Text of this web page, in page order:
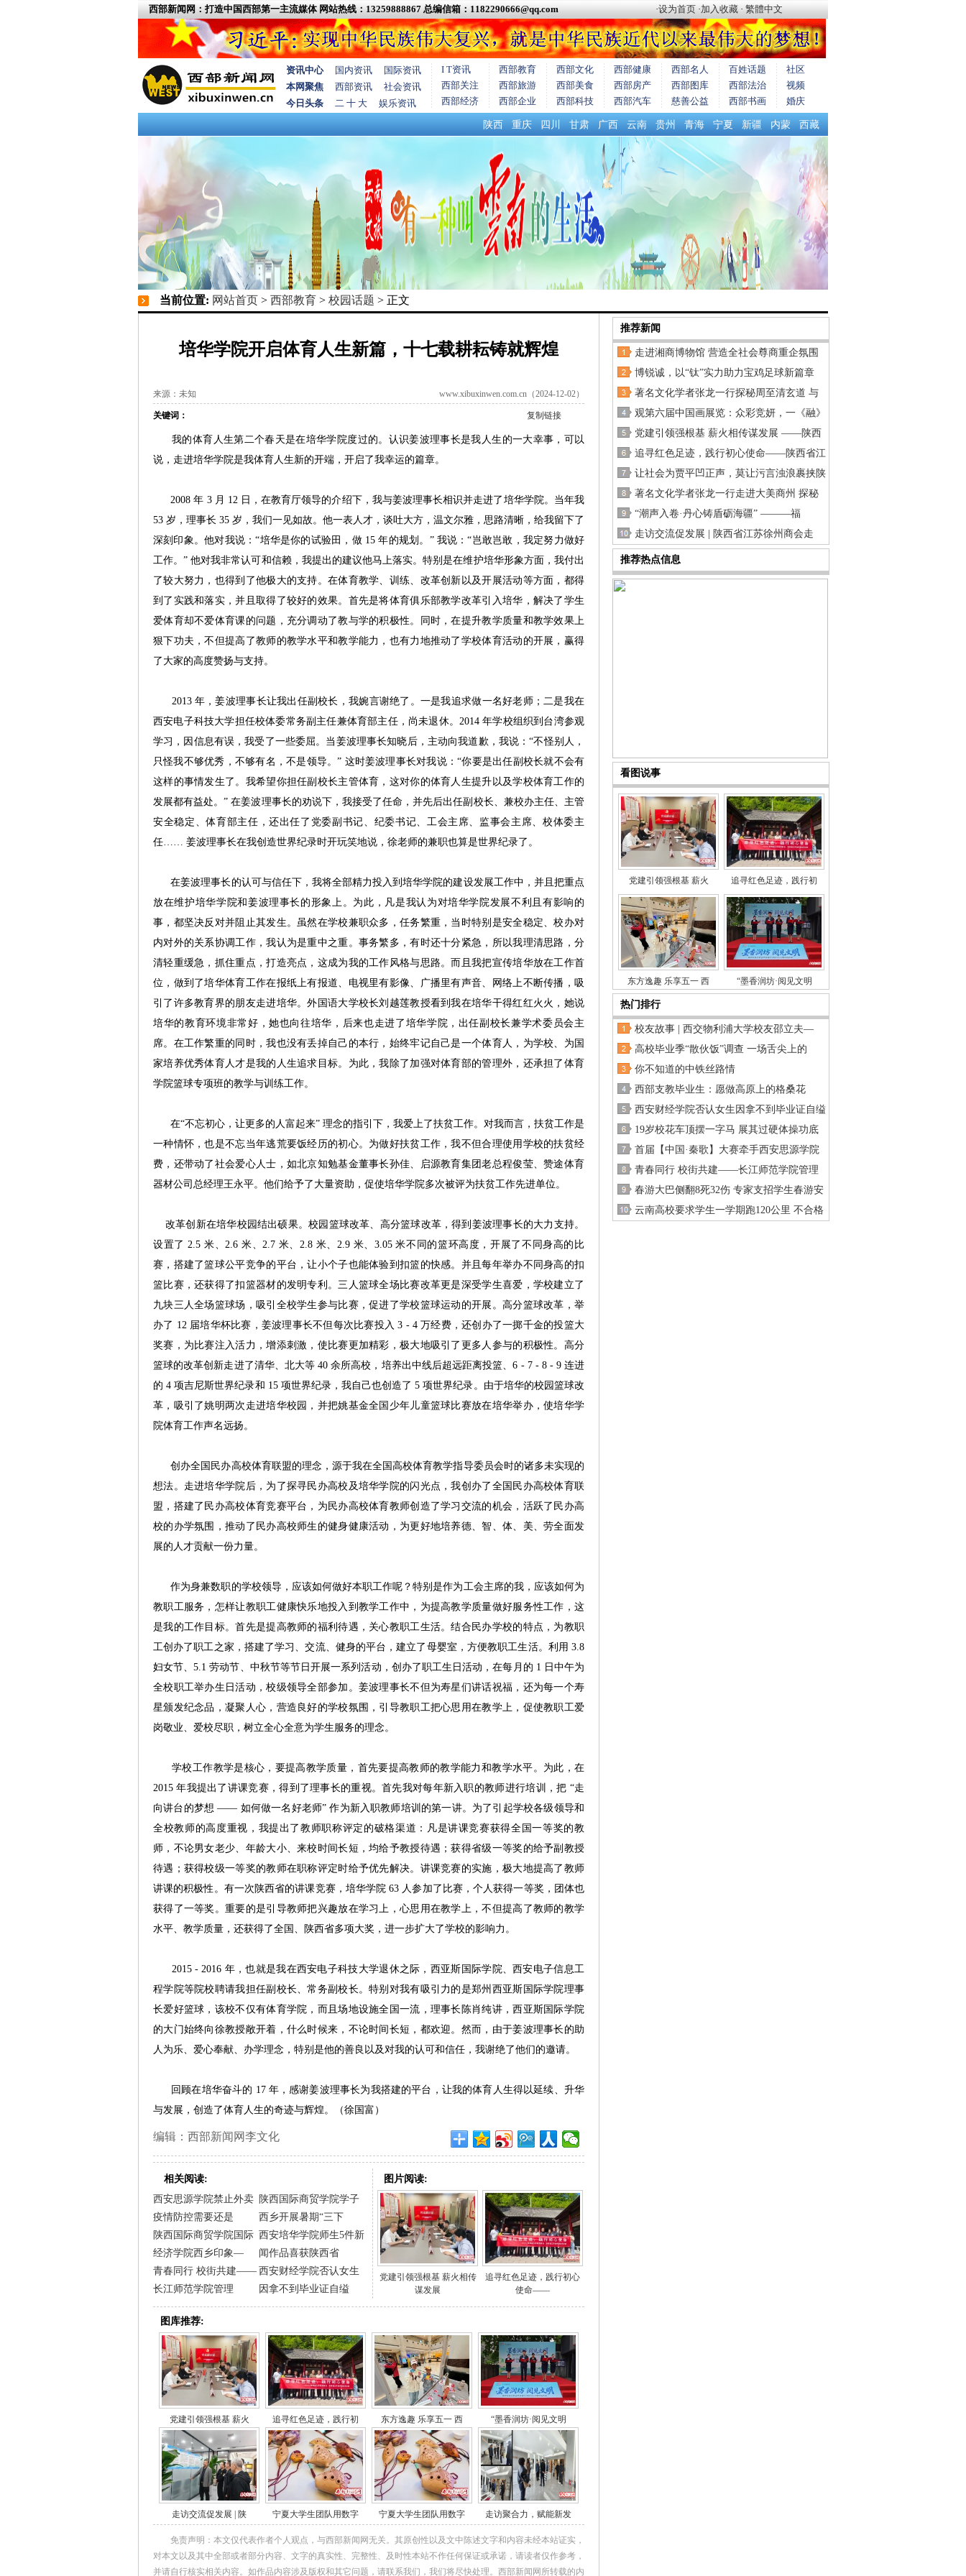
西部新闻网：打造中国西部第一主流媒体 网站热线：13259888867 总编信箱：1182290666@qq.com ·设为首页 ·加入收藏 · 繁體中文
资讯中心 国内资讯
国际资讯
本网聚焦
西部资讯
社会资讯
今日头条
二 十 大 娱乐资讯
I T资讯
西部关注
西部经济
西部教育
西部旅游
西部企业
西部文化
西部美食
西部科技
西部健康
西部房产
西部汽车
西部名人
西部图库
慈善公益
百姓话题
西部法治
西部书画
社区
视频
婚庆
陕西 重庆 四川 甘肃 广西 云南 贵州 青海 宁夏 新疆 内蒙 西藏
当前位置: 网站首页 > 西部教育 > 校园话题 > 正文
培华学院开启体育人生新篇，十七载耕耘铸就辉煌
www.xibuxinwen.com.cn（2024-12-02）
来源：未知
复制链接
关键词：
我的体育人生第二个春天是在培华学院度过的。认识姜波理事长是我人生的一大幸事，可以
说，走进培华学院是我体育人生新的开端，开启了我幸运的篇章。
2008 年 3 月 12 日，在教育厅领导的介绍下，我与姜波理事长相识并走进了培华学院。当年我
53 岁，理事长 35 岁，我们一见如故。他一表人才，谈吐大方，温文尔雅，思路清晰，给我留下了
深刻印象。他对我说：“培华是你的试验田，做 15 年的规划。” 我说：“岂敢岂敢，我定努力做好
工作。” 他对我非常认可和信赖，我提出的建议他马上落实。特别是在维护培华形象方面，我付出
了较大努力，也得到了他极大的支持。在体育教学、训练、改革创新以及开展活动等方面，都得
到了实践和落实，并且取得了较好的效果。首先是将体育俱乐部教学改革引入培华，解决了学生
爱体育却不爱体育课的问题，充分调动了教与学的积极性。同时，在提升教学质量和教学效果上
狠下功夫，不但提高了教师的教学水平和教学能力，也有力地推动了学校体育活动的开展，赢得
了大家的高度赞扬与支持。
2013 年，姜波理事长让我出任副校长，我婉言谢绝了。一是我追求做一名好老师；二是我在
西安电子科技大学担任校体委常务副主任兼体育部主任，尚未退休。2014 年学校组织到台湾参观
学习，因信息有误，我受了一些委屈。当姜波理事长知晓后，主动向我道歉，我说：“不怪别人，
只怪我不够优秀，不够有名，不是领导。” 这时姜波理事长对我说：“你要是出任副校长就不会有
这样的事情发生了。我希望你担任副校长主管体育，这对你的体育人生提升以及学校体育工作的
发展都有益处。” 在姜波理事长的劝说下，我接受了任命，并先后出任副校长、兼校办主任、主管
安全稳定、体育部主任，还出任了党委副书记、纪委书记、工会主席、监事会主席、校体委主
任…… 姜波理事长在我创造世界纪录时开玩笑地说，徐老师的兼职也算是世界纪录了。
在姜波理事长的认可与信任下，我将全部精力投入到培华学院的建设发展工作中，并且把重点
放在维护培华学院和姜波理事长的形象上。为此，凡是我认为对培华学院发展不利且有影响的
事，都坚决反对并阻止其发生。虽然在学校兼职众多，任务繁重，当时特别是安全稳定、校办对
内对外的关系协调工作，我认为是重中之重。事务繁多，有时还十分紧急，所以我理清思路，分
清轻重缓急，抓住重点，打造亮点，这成为我的工作风格与思路。而且我把宣传培华放在工作首
位，做到了培华体育工作在报纸上有报道、电视里有影像、广播里有声音、网络上不断传播，吸
引了许多教育界的朋友走进培华。外国语大学校长刘越莲教授看到我在培华干得红红火火，她说
培华的教育环境非常好，她也向往培华，后来也走进了培华学院，出任副校长兼学术委员会主
席。在工作繁重的同时，我也没有丢掉自己的本行，始终牢记自己是一个体育人，为学校、为国
家培养优秀体育人才是我的人生追求目标。为此，我除了加强对体育部的管理外，还承担了体育
学院篮球专项班的教学与训练工作。
在“不忘初心，让更多的人富起来” 理念的指引下，我爱上了扶贫工作。对我而言，扶贫工作是
一种情怀，也是不忘当年逃荒要饭经历的初心。为做好扶贫工作，我不但合理使用学校的扶贫经
费，还带动了社会爱心人士，如北京知勉基金董事长孙佳、启源教育集团老总程俊莹、赞途体育
器材公司总经理王永平。他们给予了大量资助，促使培华学院多次被评为扶贫工作先进单位。
改革创新在培华校园结出硕果。校园篮球改革、高分篮球改革，得到姜波理事长的大力支持。
设置了 2.5 米、2.6 米、2.7 米、2.8 米、2.9 米、3.05 米不同的篮环高度，开展了不同身高的比
赛，搭建了篮球公平竞争的平台，让小个子也能体验到扣篮的快感。并且每年举办不同身高的扣
篮比赛，还获得了扣篮器材的发明专利。三人篮球全场比赛改革更是深受学生喜爱，学校建立了
九块三人全场篮球场，吸引全校学生参与比赛，促进了学校篮球运动的开展。高分篮球改革，举
办了 12 届培华杯比赛，姜波理事长不但每次比赛投入 3 - 4 万经费，还创办了一掷千金的投篮大
奖赛，为比赛注入活力，增添刺激，使比赛更加精彩，极大地吸引了更多人参与的积极性。高分
篮球的改革创新走进了清华、北大等 40 余所高校，培养出中线后超远距离投篮、6 - 7 - 8 - 9 连进
的 4 项吉尼斯世界纪录和 15 项世界纪录，我自己也创造了 5 项世界纪录。由于培华的校园篮球改
革，吸引了姚明两次走进培华校园，并把姚基金全国少年儿童篮球比赛放在培华举办，使培华学
院体育工作声名远扬。
创办全国民办高校体育联盟的理念，源于我在全国高校体育教学指导委员会时的诸多未实现的
想法。走进培华学院后，为了探寻民办高校及培华学院的闪光点，我创办了全国民办高校体育联
盟，搭建了民办高校体育竞赛平台，为民办高校体育教师创造了学习交流的机会，活跃了民办高
校的办学氛围，推动了民办高校师生的健身健康活动，为更好地培养德、智、体、美、劳全面发
展的人才贡献一份力量。
作为身兼数职的学校领导，应该如何做好本职工作呢？特别是作为工会主席的我，应该如何为
教职工服务，怎样让教职工健康快乐地投入到教学工作中，为提高教学质量做好服务性工作，这
是我的工作目标。首先是提高教师的福利待遇，关心教职工生活。结合民办学校的特点，为教职
工创办了职工之家，搭建了学习、交流、健身的平台，建立了母婴室，方便教职工生活。利用 3.8
妇女节、5.1 劳动节、中秋节等节日开展一系列活动，创办了职工生日活动，在每月的 1 日中午为
全校职工举办生日活动，校级领导全部参加。姜波理事长不但为寿星们讲话祝福，还为每一个寿
星颁发纪念品，凝聚人心，营造良好的学校氛围，引导教职工把心思用在教学上，促使教职工爱
岗敬业、爱校尽职，树立全心全意为学生服务的理念。
学校工作教学是核心，要提高教学质量，首先要提高教师的教学能力和教学水平。为此，在
2015 年我提出了讲课竞赛，得到了理事长的重视。首先我对每年新入职的教师进行培训，把 “走
向讲台的梦想 —— 如何做一名好老师” 作为新入职教师培训的第一讲。为了引起学校各级领导和
全校教师的高度重视，我提出了教师职称评定的破格渠道：凡是讲课竞赛获得全国一等奖的教
师，不论男女老少、年龄大小、来校时间长短，均给予教授待遇；获得省级一等奖的给予副教授
待遇；获得校级一等奖的教师在职称评定时给予优先解决。讲课竞赛的实施，极大地提高了教师
讲课的积极性。有一次陕西省的讲课竞赛，培华学院 63 人参加了比赛，个人获得一等奖，团体也
获得了一等奖。重要的是引导教师把兴趣放在学习上，心思用在教学上，不但提高了教师的教学
水平、教学质量，还获得了全国、陕西省多项大奖，进一步扩大了学校的影响力。
2015 - 2016 年，也就是我在西安电子科技大学退休之际，西亚斯国际学院、西安电子信息工
程学院等院校聘请我担任副校长、常务副校长。特别对我有吸引力的是郑州西亚斯国际学院理事
长爱好篮球，该校不仅有体育学院，而且场地设施全国一流，理事长陈肖纯讲，西亚斯国际学院
的大门始终向徐教授敞开着，什么时候来，不论时间长短，都欢迎。然而，由于姜波理事长的助
人为乐、爱心奉献、办学理念，特别是他的善良以及对我的认可和信任，我谢绝了他们的邀请。
回顾在培华奋斗的 17 年，感谢姜波理事长为我搭建的平台，让我的体育人生得以延续、升华
与发展，创造了体育人生的奇迹与辉煌。（徐国富）
编辑：西部新闻网李文化
相关阅读:
西安思源学院禁止外卖
疫情防控需要还是
陕西国际商贸学院学子
西乡开展暑期“三下
陕西国际商贸学院国际
经济学院西乡印象—
西安培华学院师生5件新
闻作品喜获陕西省
青春同行 校街共建——
长江师范学院管理
西安财经学院否认女生
因拿不到毕业证自缢
图片阅读:
党建引领强根基 薪火相传
谋发展
追寻红色足迹，践行初心
使命——
图库推荐:
党建引领强根基 薪火 追寻红色足迹，践行初 东方逸趣 乐享五一 西 “墨香润坊·阅见文明
走访交流促发展 | 陕 宁夏大学生团队用数字 宁夏大学生团队用数字 走访聚合力，赋能新发
免责声明：本文仅代表作者个人观点，与西部新闻网无关。其原创性以及文中陈述文字和内容未经本站证实，
对本文以及其中全部或者部分内容、文字的真实性、完整性、及时性本站不作任何保证或承诺，请读者仅作参考，
并请自行核实相关内容。如作品内容涉及版权和其它问题，请联系我们，我们将尽快处理。西部新闻网所转载的内
推荐新闻
走进湘商博物馆 营造全社会尊商重企氛围
博锐诚，以“钛”实力助力宝鸡足球新篇章
著名文化学者张龙一行探秘周至清玄道 与
观第六届中国画展览：众彩竞妍，一《融》
党建引领强根基 薪火相传谋发展 ——陕西
追寻红色足迹，践行初心使命——陕西省江
让社会为贾平凹正声，莫让污言浊浪裹挟陕
著名文化学者张龙一行走进大美商州 探秘
“潮声入卷·丹心铸盾砺海疆” ———福
走访交流促发展 | 陕西省江苏徐州商会走
推荐热点信息
看图说事
党建引领强根基 薪火 追寻红色足迹，践行初
东方逸趣 乐享五一 西 “墨香润坊·阅见文明
热门排行
校友故事 | 西交物利浦大学校友邵立夫—
高校毕业季“散伙饭”调查 一场舌尖上的
你不知道的中铁丝路情
西部支教毕业生：愿做高原上的格桑花
西安财经学院否认女生因拿不到毕业证自缢
19岁校花车顶摆一字马 展其过硬体操功底
首届【中国·秦歌】大赛牵手西安思源学院
青春同行 校街共建——长江师范学院管理
春游大巴侧翻8死32伤 专家支招学生春游安
云南高校要求学生一学期跑120公里 不合格